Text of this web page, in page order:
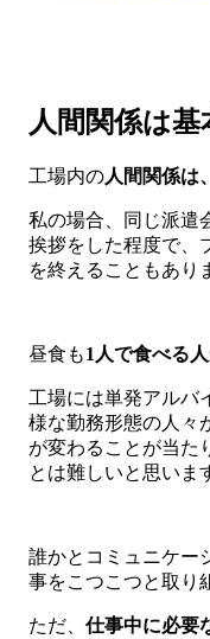
人間関係は
工場内の人間関係は
私の場合、同じ派遣
挨拶をした程度で、
を終えることもあり
昼食も1人で食べる
工場には単発アルバ
様な勤務形態の人々
が変わることが当た
とは難しいと思いま
誰かとコミュニケー
事をこつこつと取り
ただ、 仕事中に必要